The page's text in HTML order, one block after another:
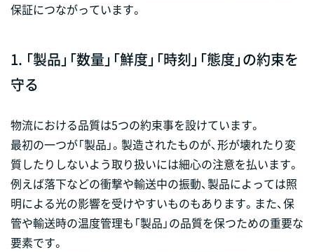
保証につながっています。
1. 「製品」「数量」「鮮度」「時刻」「態度」の約束を
守る
物流における品質は5つの約束事を設けています。
最初の一つが「製品」。製造されたものが、形が壊れたり変
質したりしないよう取り扱いには細心の注意を払います。
例えば落下などの衝撃や輸送中の振動、製品によっては照
明による光の影響を受けやすいものもあります。また、保
管や輸送時の温度管理も「製品」の品質を保つための重要な
要素です。